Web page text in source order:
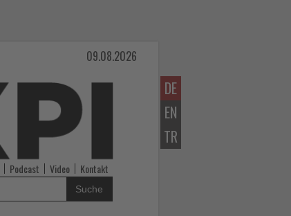
DE
EN
TR
09.08.2026
Podcast Video Kontakt
Suche